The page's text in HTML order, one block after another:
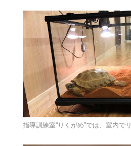
指導訓練室“りくがめ”では、室内で